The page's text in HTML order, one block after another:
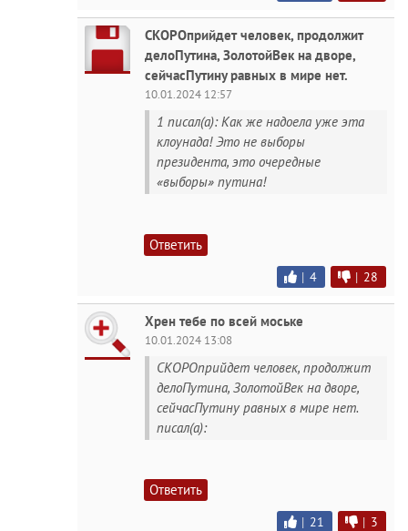
СКОРОприйдет человек, продолжит
делоПутина, ЗолотойВек на дворе,
сейчасПутину равных в мире нет.
10.01.2024 12:57
1 писал(а): Как же надоела уже эта
клоунада! Это не выборы
президента, это очередные
«выборы» путина!
Ответить
| 4 | 28
Хрен тебе по всей моське
10.01.2024 13:08
СКОРОприйдет человек, продолжит
делоПутина, ЗолотойВек на дворе,
сейчасПутину равных в мире нет.
писал(а):
Ответить
| 21 | 3